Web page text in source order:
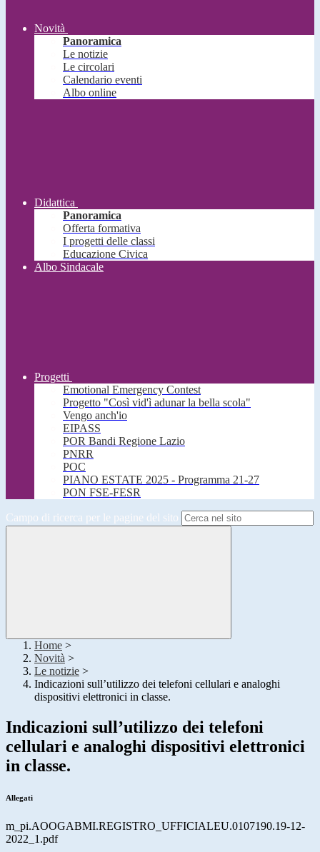
Novità
Panoramica
Le notizie
Le circolari
Calendario eventi
Albo online
Didattica
Panoramica
Offerta formativa
I progetti delle classi
Educazione Civica
Albo Sindacale
Progetti
Emotional Emergency Contest
Progetto "Così vid'ì adunar la bella scola"
Vengo anch'io
EIPASS
POR Bandi Regione Lazio
PNRR
POC
PIANO ESTATE 2025 - Programma 21-27
PON FSE-FESR
Campo di ricerca per le pagine del sito
Home >
Novità >
Le notizie >
Indicazioni sull’utilizzo dei telefoni cellulari e analoghi
dispositivi elettronici in classe.
Indicazioni sull’utilizzo dei telefoni
cellulari e analoghi dispositivi elettronici
in classe.
Allegati
m_pi.AOOGABMI.REGISTRO_UFFICIALEU.0107190.19-12-
2022_1.pdf